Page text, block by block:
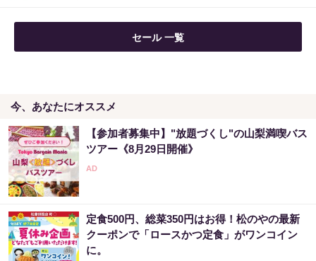
セール 一覧
今、あなたにオススメ
【参加者募集中】"放題づくし"の山梨満喫バス
ツアー《8月29日開催》
定食500円、総菜350円はお得！松のやの最新
クーポンで「ロースかつ定食」がワンコイン
に。